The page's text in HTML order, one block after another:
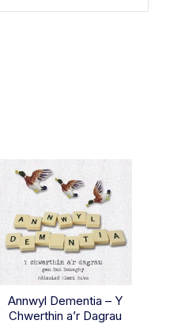
Annwyl Dementia – Y
Chwerthin a’r Dagrau